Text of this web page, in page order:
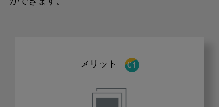
ができます。
メリット